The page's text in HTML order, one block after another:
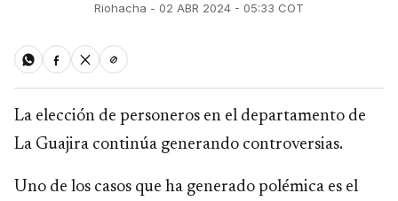
Riohacha - 02 ABR 2024 - 05:33 COT
La elección de personeros en el departamento de
La Guajira continúa generando controversias.
Uno de los casos que ha generado polémica es el